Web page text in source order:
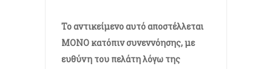
Το αντικείμενο αυτό αποστέλλεται
ΜΟΝΟ κατόπιν συνεννόησης, με
ευθύνη του πελάτη λόγω της